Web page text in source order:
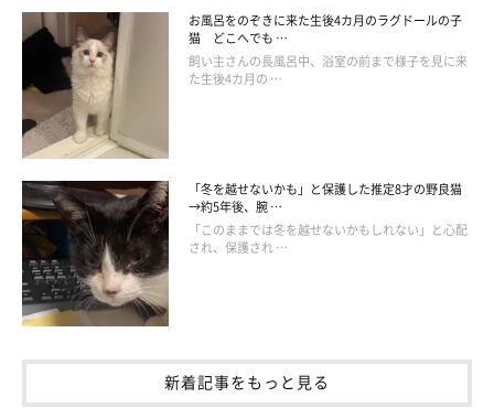
お風呂をのぞきに来た生後4カ月のラグドールの子
猫 どこへでも …
飼い主さんの長風呂中、浴室の前まで様子を見に来
た生後4カ月の …
「冬を越せないかも」と保護した推定8才の野良猫
→約5年後、腕 …
「このままでは冬を越せないかもしれない」と心配
され、保護され …
新着記事をもっと見る